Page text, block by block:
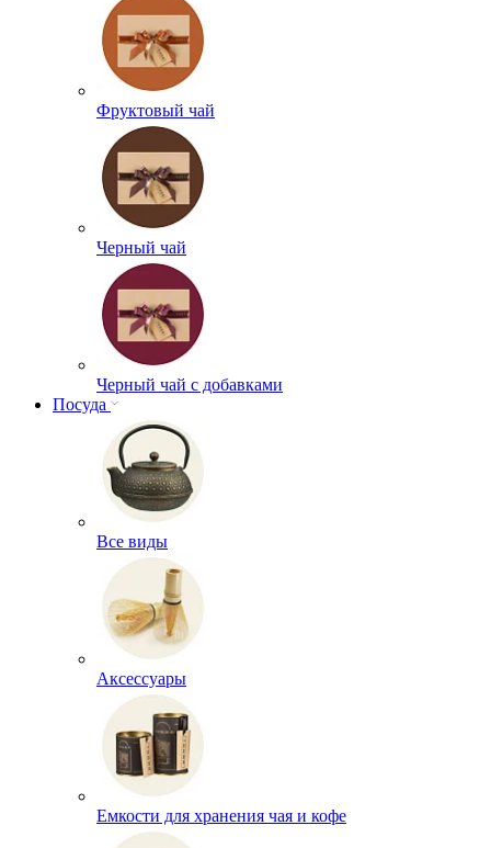
Фруктовый чай
Черный чай
Черный чай с добавками
Посуда
Все виды
Аксессуары
Емкости для хранения чая и кофе